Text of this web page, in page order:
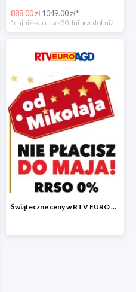
888.00 zł1049.00 zł*
*najniższa cena z 30 dni przed obniżką
Świąteczne ceny w RTV EURO AGD